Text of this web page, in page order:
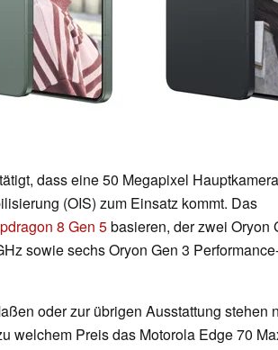
dass eine 50 Megapixel
(OIS) zum Einsatz kommt. Das
8 Gen 5basieren, der zwei Oryon
sowie sechs Oryon Gen 3
oder zur übrigen Ausstattung stehen
welchem Preis das Motorola Edge 70